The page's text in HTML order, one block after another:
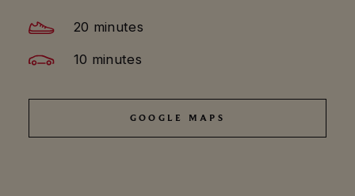
20 minutes
10 minutes
GOOGLE MAPS
GOOGLE MAPS